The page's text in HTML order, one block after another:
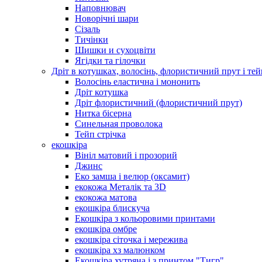
Наповнювач
Новорічні шари
Сізаль
Тичінки
Шишки и сухоцвіти
Ягідки та гілочки
Дріт в котушках, волосінь, флористичний прут і
Волосінь еластична і мононить
Дріт котушка
Дріт флористичний (флористичний прут)
Нитка бісерна
Синельная проволока
Тейп стрічка
екошкіра
Вініл матовий і прозорий
Джинс
Еко замша і велюр (оксамит)
екокожа Металік та 3D
екокожа матова
екошкіра блискуча
Екошкіра з кольоровими принтами
екошкіра омбре
екошкіра сіточка і мережива
екошкіра хз малюнком